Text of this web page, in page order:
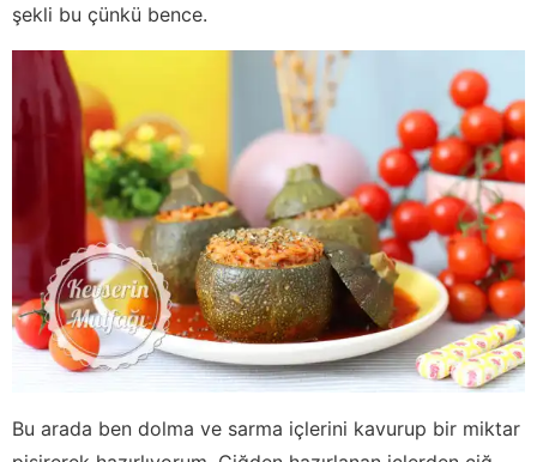
şekli bu çünkü bence.
Bu arada ben dolma ve sarma içlerini kavurup bir miktar